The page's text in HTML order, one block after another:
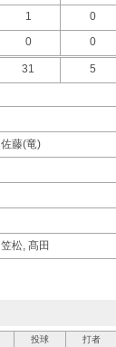
1 0
0 0
31 5
佐藤(竜)
笠松, 髙田
投球 打者